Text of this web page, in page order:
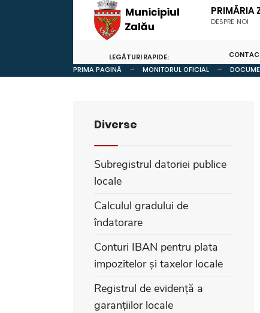
PRIMĂRIA
DESPRE NOI
LEGĂTURI RAPIDE:
PRIMA PAGINĂ
MONITORUL OFICIAL
Diverse
Subregistrul datoriei publice
locale
Calculul gradului de
îndatorare
Conturi IBAN pentru plata
impozitelor și taxelor locale
Registrul de evidență a
garanțiilor locale